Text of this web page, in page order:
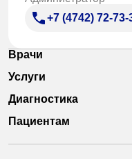
+7 (4742) 72-73-
Врачи
Услуги
Диагностика
Пациентам